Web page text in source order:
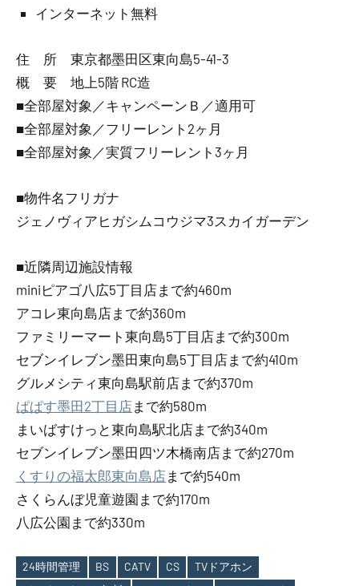
インターネット無料
住 所 東京都墨田区東向島5-41-3
概 要 地上5階 RC造
■全部屋対象／キャンペーンＢ／適用可
■全部屋対象／フリーレント2ヶ月
■全部屋対象／実質フリーレント3ヶ月
■物件名フリガナ
ジェノヴィアヒガシムコウジマ3スカイガーデン
■近隣周辺施設情報
miniピアゴ八広5丁目店まで約460m
アコレ東向島店まで約360m
ファミリーマート東向島5丁目店まで約300m
セブンイレブン墨田東向島5丁目店まで約410m
グルメシティ東向島駅前店まで約370m
ぱぱす墨田2丁目店まで約580m
まいばすけっと東向島駅北店まで約340m
セブンイレブン墨田四ツ木橋南店まで約270m
くすりの福太郎東向島店まで約540m
さくらんぼ児童遊園まで約170m
八広公園まで約330m
24時間管理 BS CATV CS
TVドアホン